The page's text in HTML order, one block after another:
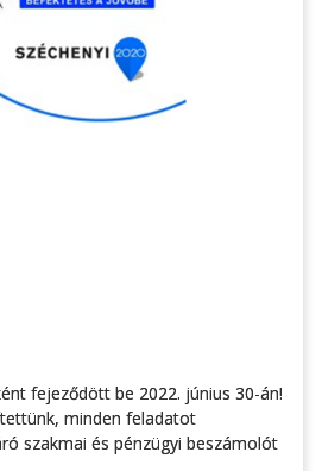
fejeződött be 2022. június 30-án!
minden feladatot
szakmai és pénzügyi beszámolót